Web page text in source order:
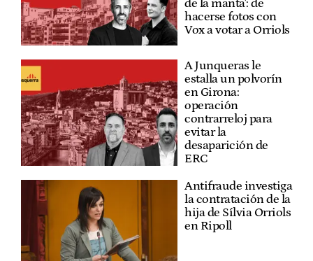
de la manta': de
hacerse fotos con
Vox a votar a Orriols
A Junqueras le
estalla un polvorín
en Girona:
operación
contrarreloj para
evitar la
desaparición de
ERC
Antifraude investiga
la contratación de la
hija de Sílvia Orriols
en Ripoll